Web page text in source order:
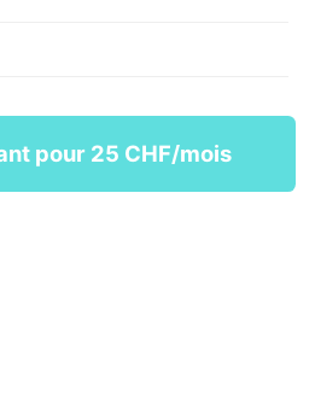
pour 25 CHF/mois